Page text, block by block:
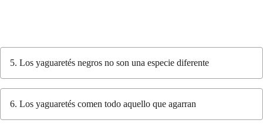
5. Los yaguaretés negros no son una especie diferente
6. Los yaguaretés comen todo aquello que agarran